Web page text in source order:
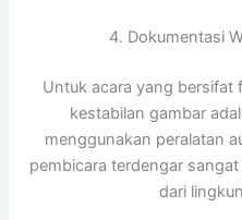
4. Dokumentasi
Untuk acara yang bersifat
kestabilan gambar
menggunakan peralatan
pembicara terdengar
dari